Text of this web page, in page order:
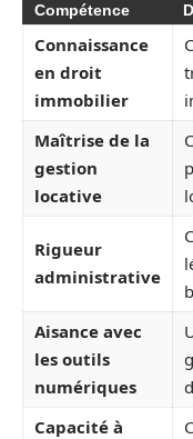
Compétence
Connaissance
en droit
immobilier
Maîtrise de la
gestion
locative
Rigueur
administrative
Aisance avec
les outils
numériques
Capacité à